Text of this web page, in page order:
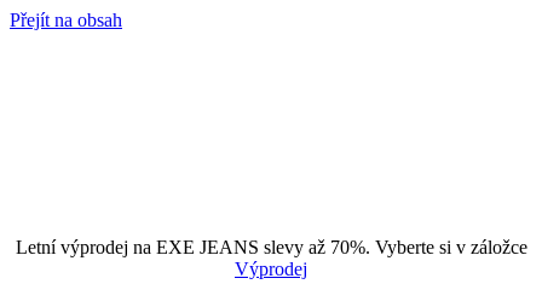
Přejít na obsah
Letní výprodej na EXE JEANS slevy až 70%. Vyberte si v záložce
Výprodej